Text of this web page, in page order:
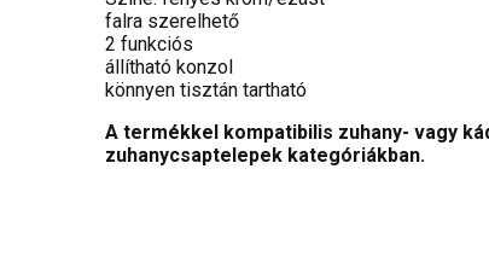
falra szerelhető
2 funkciós
állítható konzol
könnyen tisztán tartható
A termékkel kompatibilis zuhany- vagy
zuhanycsaptelepek kategóriákban.